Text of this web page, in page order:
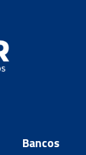
Bancos